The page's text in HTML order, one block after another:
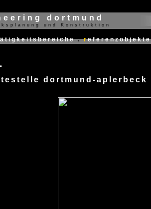
dortmund
und Konstruktion
ätigkeitsbereiche . referenzobjekte
dortmund-aplerbeck